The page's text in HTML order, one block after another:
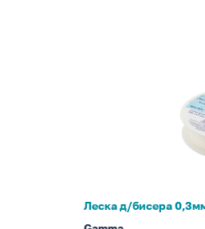
Леска д/бисера